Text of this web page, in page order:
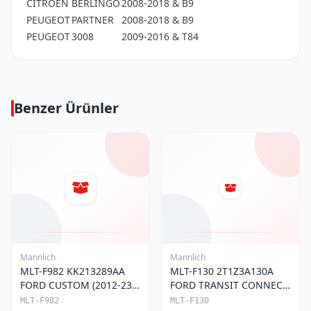
CITROEN BERLINGO2008-2018 & B9
PEUGEOTPARTNER 2008-2018 & B9
PEUGEOT3008 2009-2016 & T84
Benzer Ürünler
Mannlich
MLT-F982 KK213289AA
FORD CUSTOM (2012-23)
ÖN ROTBAŞI
MLT-F982
Mannlich
MLT-F130 2T1Z3A130A
FORD TRANSIT CONNECT
(2002-13) ÖN ROTBAŞI
MLT-F130